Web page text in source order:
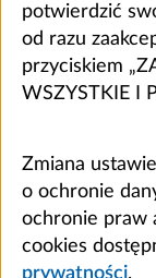
potwierdzić
od razu
przyciskiem
WSZYSTKIE I
Zmiana
o ochronie
ochronie praw
cookies
prywatności.